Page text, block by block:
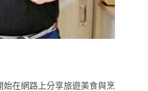
在網路上分享旅遊美食與烹